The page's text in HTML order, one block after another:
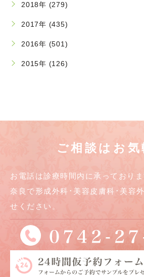
2018年 (279)
2017年 (435)
2016年 (501)
2015年 (126)
ご相談はお気
お電話は診療時間内に承っておりま
奈良で形成外科･美容皮膚科･美容
せください。